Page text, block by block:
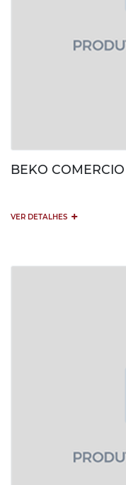
BEKO
VER DETALHES +